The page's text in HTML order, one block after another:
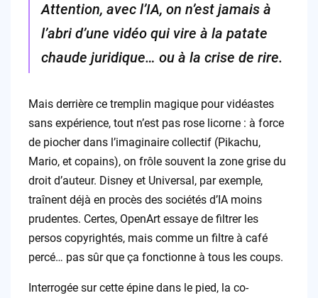
Attention, avec l’IA, on n’est jamais à
l’abri d’une vidéo qui vire à la patate
chaude juridique… ou à la crise de rire.
Mais derrière ce tremplin magique pour vidéastes
sans expérience, tout n’est pas rose licorne : à force
de piocher dans l’imaginaire collectif (Pikachu,
Mario, et copains), on frôle souvent la zone grise du
droit d’auteur. Disney et Universal, par exemple,
traînent déjà en procès des sociétés d’IA moins
prudentes. Certes, OpenArt essaye de filtrer les
persos copyrightés, mais comme un filtre à café
percé… pas sûr que ça fonctionne à tous les coups.
Interrogée sur cette épine dans le pied, la co-